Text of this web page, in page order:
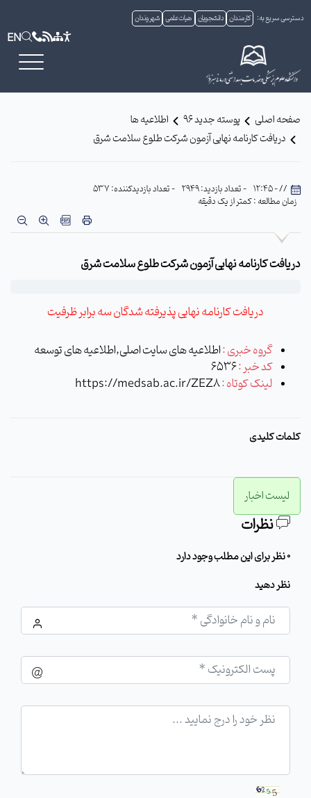
دسترسی سریع به: کارمندان دانشجویان هیات علمی شهروندان
EN
صفحه اصلی پوسته جدید 96
اطلاعیه ها
دریافت کارنامه نهایی آزمون شرکت طلوع سلامت شرق
// - 12:45 - تعداد بازدید: 2949
- تعداد بازدیدکننده: 537
زمان مطالعه : کمتر از یک دقیقه
دریافت کارنامه نهایی آزمون شرکت طلوع سلامت شرق
دریافت کارنامه نهایی پذیرفته شدگان سه برابر ظرفیت
گروه خبری :اطلاعیه های سایت اصلی,اطلاعیه های توسعه
کد خبر :6536
لینک کوتاه :https://medsab.ac.ir/ZEZ8
کلمات کلیدی
لیست اخبار
نظرات
0 نظر برای این مطلب وجود دارد
نظر دهید